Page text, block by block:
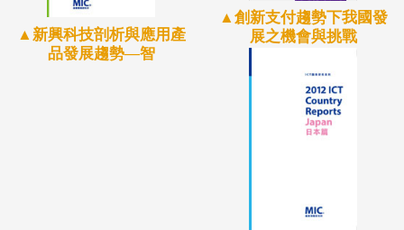
Panel）。此調查方法，具有回覆迅速、題型視覺化與
互動化等優點。本次調查之合格受訪者皆經品質控
管，確保填答資料準確無誤。
▲新興科技剖析與應用產
品發展趨勢—智
▲創新支付趨勢下我國發
展之機會與挑戰